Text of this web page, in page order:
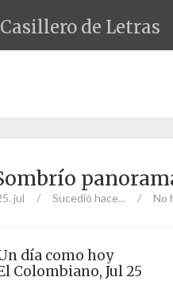
Casillero de Letras
jul / Sucedió hace... / No
día como hoy
Colombiano, Jul 25